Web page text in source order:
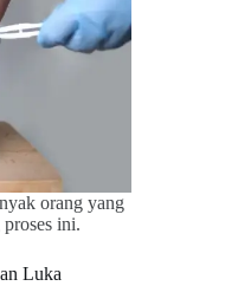
orang yang
ini.
Luka